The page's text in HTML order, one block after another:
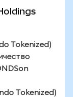
Tokenized)
Tokenized)